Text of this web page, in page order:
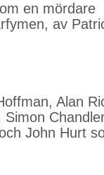
en mördare
av
Alan
John Hurt